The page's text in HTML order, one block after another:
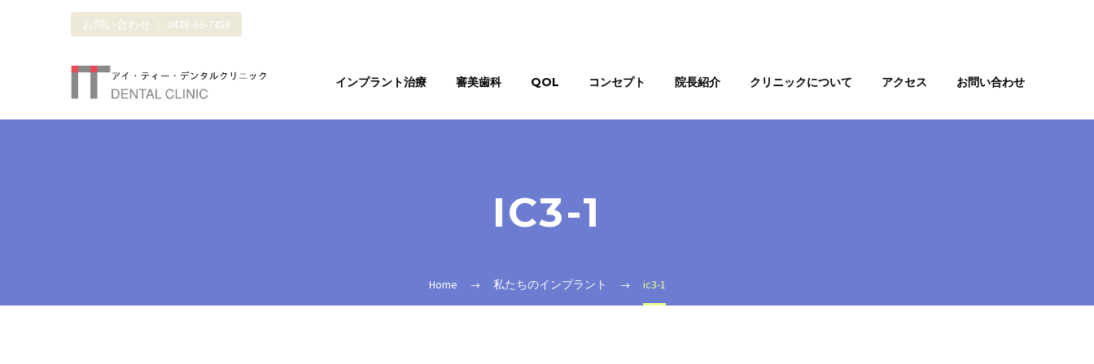
お問い合わせ ： 0438-63-7458
インプラント治療 審美歯科 QOL コンセプト 院長紹介 クリニックについて アクセス お問い合わせ
IC3-1
Home 私たちのインプラント ic3-1